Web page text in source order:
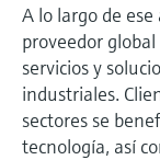
A lo largo de
proveedor
servicios y
industriales.
sectores se
tecnología, así